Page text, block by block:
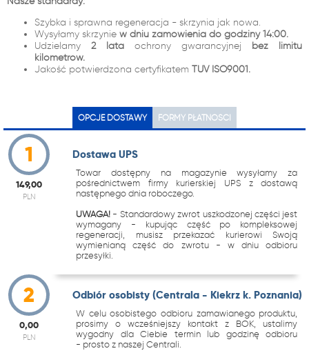
Szybka i sprawna regeneracja - skrzynia jak nowa.
Wysyłamy skrzynie w dniu zamówienia do godziny 14:00.
Udzielamy 2 lata ochrony gwarancyjnej bez limitu
kilometrów.
Jakość potwierdzona certyfikatem TUV ISO9001.
OPCJE DOSTAWY FORMY PŁATNOŚCI
1
149,00
PLN
Dostawa UPS
Towar dostępny na magazynie wysyłamy za
pośrednictwem firmy kurierskiej UPS z dostawą
następnego dnia roboczego.
UWAGA! - Standardowy zwrot uszkodzonej części jest
wymagany - kupując część po kompleksowej
regeneracji, musisz przekazać kurierowi Swoją
wymienianą część do zwrotu - w dniu odbioru
przesyłki.
2
0,00
PLN
Odbiór osobisty (Centrala - Kiekrz k. Poznania)
W celu osobistego odbioru zamawianego produktu,
prosimy o wcześniejszy kontakt z BOK, ustalimy
wygodny dla Ciebie termin lub godzinę odbioru
- prosto z naszej Centrali.